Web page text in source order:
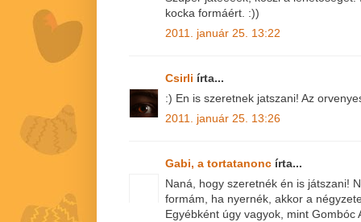
kocka formáért. :))
2011. január 25. 13:22
Csirli írta...
:) En is szeretnek jatszani! Az
2011. január 25. 13:26
Gabi, a tortatanonc írta...
Naná, hogy szeretnék én is játszani!
formám, ha nyernék, akkor a
Egyébként úgy vagyok, mint